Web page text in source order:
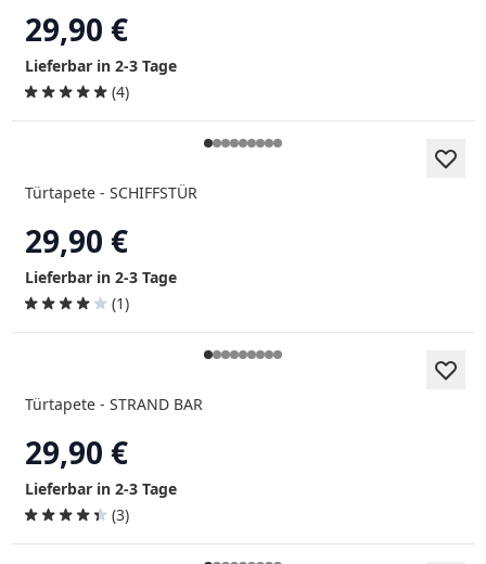
29,90 €
Lieferbar in 2-3 Tage
(4)
Türtapete - SCHIFFSTÜR
29,90 €
Lieferbar in 2-3 Tage
(1)
Türtapete - STRAND BAR
29,90 €
Lieferbar in 2-3 Tage
(3)